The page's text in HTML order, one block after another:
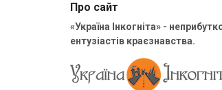
Про сайт
«Україна Інкогніта» -
ентузіастів краєзнавства.